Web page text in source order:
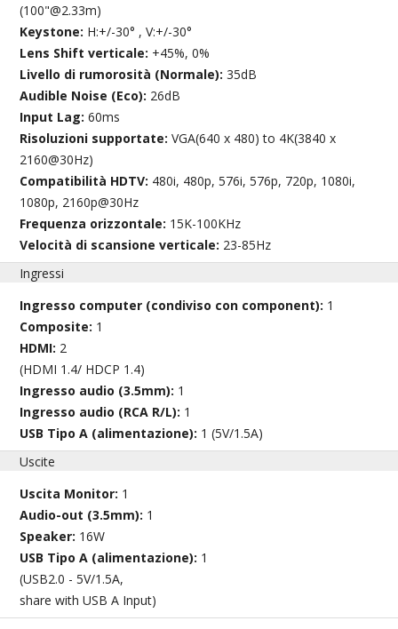
(100"@2.33m)
Keystone: H:+/-30° , V:+/-30°
Lens Shift verticale: +45%, 0%
Livello di rumorosità (Normale):35dB
Audible Noise (Eco): 26dB
Input Lag:60ms
Risoluzioni supportate:VGA(640 x 480) to 4K(3840 x
2160@30Hz)
Compatibilità HDTV: 480i, 480p, 576i, 576p, 720p, 1080i,
1080p, 2160p@30Hz
Frequenza orizzontale: 15K-100KHz
Velocità di scansione verticale: 23-85Hz
Ingressi
Ingresso computer (condiviso con component): 1
Composite: 1
HDMI: 2
(HDMI 1.4/ HDCP 1.4)
Ingresso audio (3.5mm): 1
Ingresso audio (RCA R/L): 1
USB Tipo A (alimentazione): 1 (5V/1.5A)
Uscite
Uscita Monitor: 1
Audio-out (3.5mm): 1
Speaker: 16W
USB Tipo A (alimentazione): 1
(USB2.0 - 5V/1.5A,
share with USB A Input)